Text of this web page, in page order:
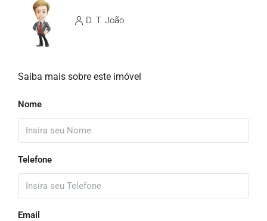
D. T. João
Saiba mais sobre este imóvel
Nome
Telefone
Email